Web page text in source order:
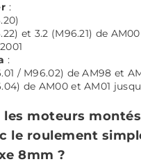
:
et 3.2 (M96.21) de
:
/ M96.02) de AM98 et
de AM00 et AM01
les moteurs
le roulement
8mm ?